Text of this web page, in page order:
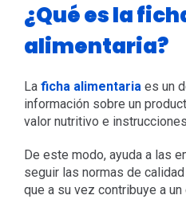
¿Qué es la
alimentaria?
La ficha alimentariaes un
información sobre un
valor nutritivo e
De este modo, ayuda a las
seguir las normas de
que a su vez contribuye a